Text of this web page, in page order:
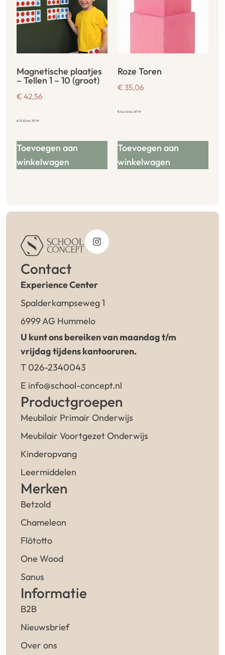
Magnetische plaatjes
– Tellen 1 – 10 (groot)
€ 42,56
€51,50incl. BTW
Toevoegen aan
winkelwagen
Roze Toren
€ 35,06
€42,42incl. BTW
Toevoegen aan
winkelwagen
Contact
Experience Center
Spalderkampseweg 1
6999 AG Hummelo
U kunt ons bereiken van maandag t/m
vrijdag tijdens kantooruren.
T 026-2340043
E info@school-concept.nl
Productgroepen
Meubilair Primair Onderwijs
Meubilair Voortgezet Onderwijs
Kinderopvang
Leermiddelen
Merken
Betzold
Chameleon
Flötotto
One Wood
Sanus
Informatie
B2B
Nieuwsbrief
Over ons